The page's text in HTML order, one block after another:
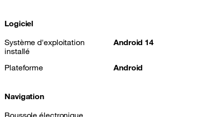
Logiciel
Système d'exploitation
installé
Android 14
Plateforme Android
Navigation
Boussole électronique